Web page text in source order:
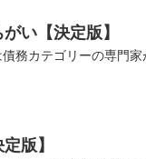
い【決定版】
務カテゴリーの専門
版】